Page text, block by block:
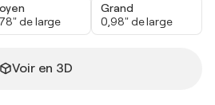
de large
Grand
0,98" de large
Voir en 3D